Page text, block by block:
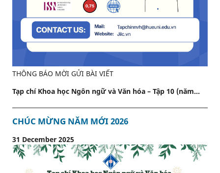
THÔNG BÁO MỜI GỬI BÀI VIẾT
Tạp chí Khoa học Ngôn ngữ và Văn hóa – Tập 10 (năm...
CHÚC MỪNG NĂM MỚI 2026
31 December 2025